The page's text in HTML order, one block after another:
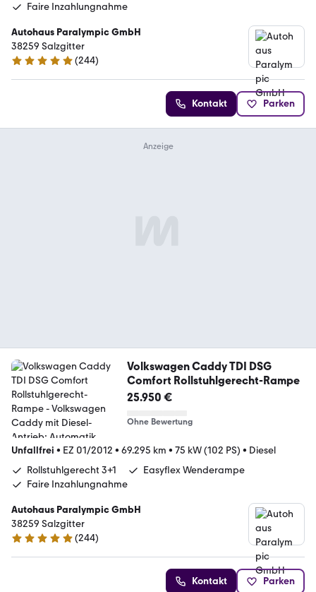
Faire Inzahlungnahme
Autohaus Paralympic GmbH
38259 Salzgitter
5 Sterne
(244)
Kontakt Parken
Volkswagen Caddy TDI DSG
Comfort Rollstuhlgerecht-Rampe
25.950 €
Ohne Bewertung
Unfallfrei • EZ 01/2012 • 69.295 km • 75 kW (102 PS) • Diesel
Rollstuhlgerecht 3+1
Easyflex Wenderampe
Faire Inzahlungnahme
Autohaus Paralympic GmbH
38259 Salzgitter
5 Sterne
(244)
Kontakt Parken